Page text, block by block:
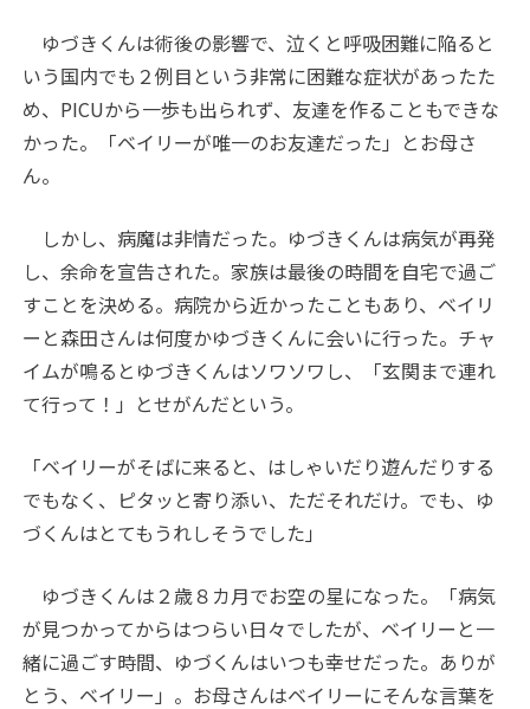
ゆづきくんは術後の影響で、泣くと呼吸困難に陥ると
いう国内でも２例目という非常に困難な症状があったた
め、PICUから一歩も出られず、友達を作ることもできな
かった。「ベイリーが唯一のお友達だった」とお母さ
ん。
しかし、病魔は非情だった。ゆづきくんは病気が再発
し、余命を宣告された。家族は最後の時間を自宅で過ご
すことを決める。病院から近かったこともあり、ベイリ
ーと森田さんは何度かゆづきくんに会いに行った。チャ
イムが鳴るとゆづきくんはソワソワし、「玄関まで連れ
て行って！」とせがんだという。
「ベイリーがそばに来ると、はしゃいだり遊んだりする
でもなく、ピタッと寄り添い、ただそれだけ。でも、ゆ
づくんはとてもうれしそうでした」
ゆづきくんは２歳８カ月でお空の星になった。「病気
が見つかってからはつらい日々でしたが、ベイリーと一
緒に過ごす時間、ゆづくんはいつも幸せだった。ありが
とう、ベイリー」。お母さんはベイリーにそんな言葉を